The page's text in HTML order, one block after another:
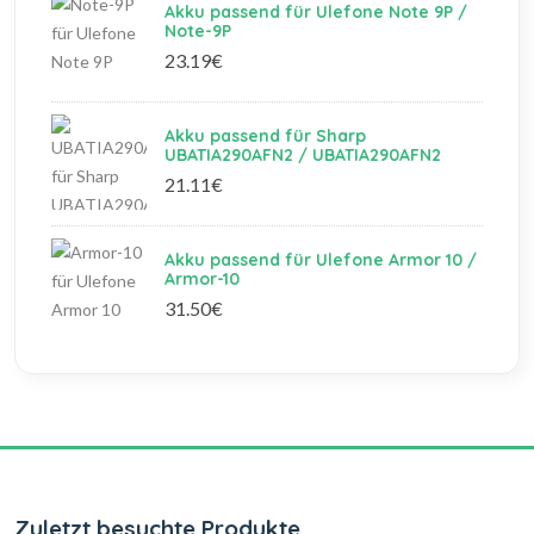
Akku passend für Ulefone Note 9P /
Note-9P
23.19€
Akku passend für Sharp
UBATIA290AFN2 / UBATIA290AFN2
21.11€
Akku passend für Ulefone Armor 10 /
Armor-10
31.50€
Zuletzt besuchte Produkte